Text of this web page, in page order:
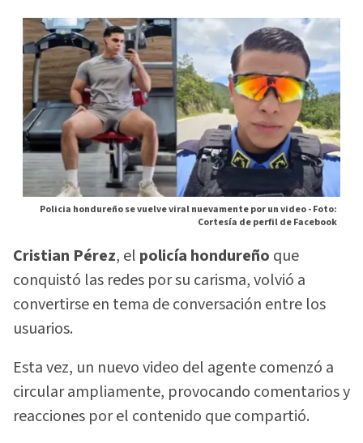
Policia hondureño se vuelve viral nuevamente por un video -Foto:
Cortesía de perfil de Facebook
Cristian Pérez, el policía hondureño que
conquistó las redes por su carisma, volvió a
convertirse en tema de conversación entre los
usuarios.
Esta vez, un nuevo video del agente comenzó a
circular ampliamente, provocando comentarios y
reacciones por el contenido que compartió.